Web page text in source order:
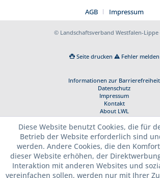
AGB
Impressum
© Landschaftsverband Westfalen-Lippe
Seite drucken Fehler melden
Informationen zur Barrierefreiheit
Datenschutz
Impressum
Kontakt
About LWL
Diese Website benutzt Cookies, die für
Betrieb der Website erforderlich sind
werden. Andere Cookies, die den
dieser Website erhöhen, der
Interaktion mit anderen Websites und
vereinfachen sollen, werden nur mit Ihrer